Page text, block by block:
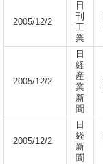
2005/12/2
日
刊
工
業
2005/12/2
日
経
産
業
新
聞
2005/12/2
日
経
新
聞